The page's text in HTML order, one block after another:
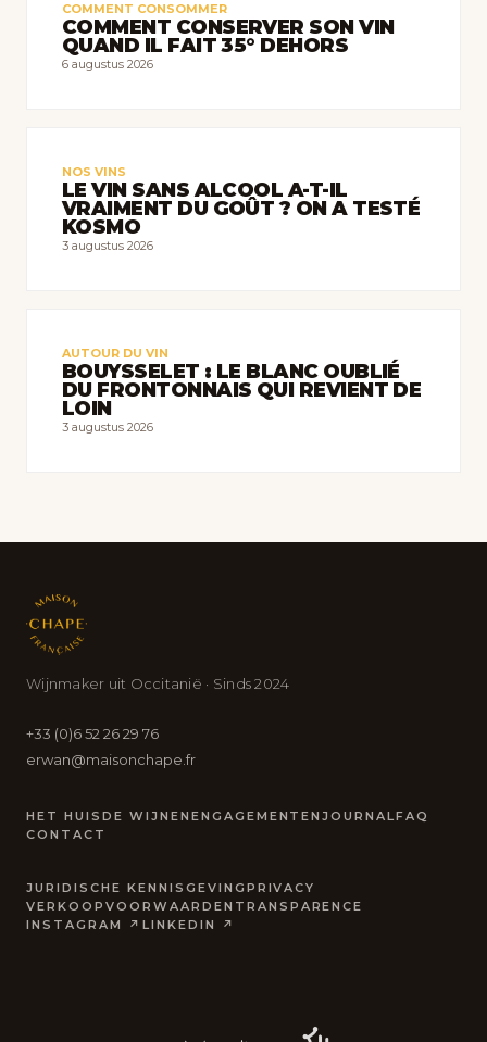
COMMENT CONSOMMER
COMMENT CONSERVER SON VIN
QUAND IL FAIT 35° DEHORS
6 augustus 2026
NOS VINS
LE VIN SANS ALCOOL A-T-IL
VRAIMENT DU GOÛT ? ON A TESTÉ
KOSMO
3 augustus 2026
AUTOUR DU VIN
BOUYSSELET : LE BLANC OUBLIÉ
DU FRONTONNAIS QUI REVIENT DE
LOIN
3 augustus 2026
Wijnmaker uit Occitanië · Sinds 2024
+33 (0)6 52 26 29 76
erwan@maisonchape.fr
HET HUIS DE WIJNEN ENGAGEMENTENJOURNALFAQ
CONTACT
JURIDISCHE KENNISGEVING PRIVACY
VERKOOPVOORWAARDEN TRANSPARENCE
INSTAGRAM ↗ LINKEDIN ↗